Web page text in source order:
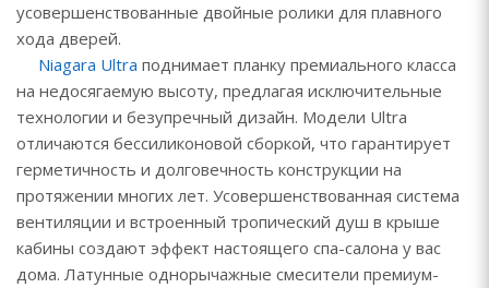
усовершенствованные двойные ролики для плавного
хода дверей.
Niagara Ultra поднимает планку премиального класса
на недосягаемую высоту, предлагая исключительные
технологии и безупречный дизайн. Модели Ultra
отличаются бессиликоновой сборкой, что гарантирует
герметичность и долговечность конструкции на
протяжении многих лет. Усовершенствованная система
вентиляции и встроенный тропический душ в крыше
кабины создают эффект настоящего спа-салона у вас
дома. Латунные однорычажные смесители премиум-